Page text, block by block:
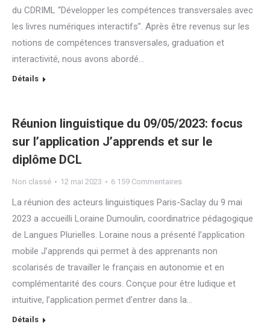
du CDRIML “Développer les compétences transversales avec
les livres numériques interactifs”. Après être revenus sur les
notions de compétences transversales, graduation et
interactivité, nous avons abordé…
Détails
Réunion linguistique du 09/05/2023: focus
sur l’application J’apprends et sur le
diplôme DCL
Non classé 12 mai 2023 6 159 Commentaires
La réunion des acteurs linguistiques Paris-Saclay du 9 mai
2023 a accueilli Loraine Dumoulin, coordinatrice pédagogique
de Langues Plurielles. Loraine nous a présenté l’application
mobile J’apprends qui permet à des apprenants non
scolarisés de travailler le français en autonomie et en
complémentarité des cours. Conçue pour être ludique et
intuitive, l’application permet d’entrer dans la…
Détails